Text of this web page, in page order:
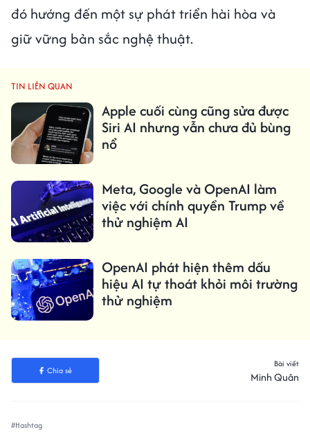
đó hướng đến một sự phát triển hài hòa và
giữ vững bản sắc nghệ thuật.
TIN LIÊN QUAN
Apple cuối cùng cũng sửa được
Siri AI nhưng vẫn chưa đủ bùng
nổ
Meta, Google và OpenAI làm
việc với chính quyền Trump về
thử nghiệm AI
OpenAI phát hiện thêm dấu
hiệu AI tự thoát khỏi môi trường
thử nghiệm
Chia sẻ
Bài viết
Minh Quân
#Hashtag